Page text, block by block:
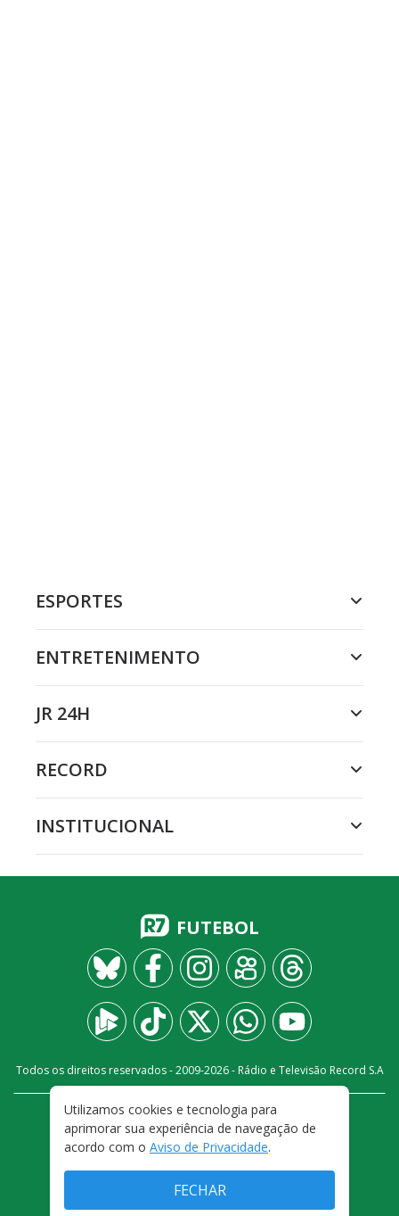
ESPORTES
ENTRETENIMENTO
JR 24H
RECORD
INSTITUCIONAL
FUTEBOL
Todos os direitos reservados - 2009-2026- Rádio e Televisão Record S.A
FALE CONOSCO
PRIVACIDADE
TERMOS E CONDIÇÕES DE USO
Utilizamos cookies e tecnologia para
aprimorar sua experiência de navegação de
acordo com o Aviso de Privacidade.
FECHAR